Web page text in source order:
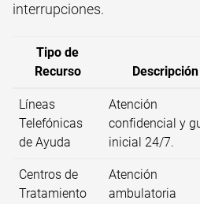
interrupciones.
Tipo de
Recurso
Descripción
Líneas
Telefónicas
de Ayuda
Atención
confidencial y
inicial 24/7.
Centros de
Tratamiento
Atención
ambulatoria